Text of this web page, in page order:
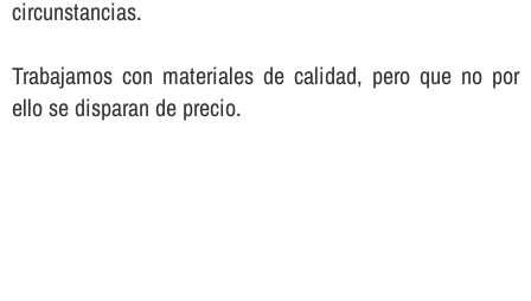
circunstancias.
Trabajamos con materiales de calidad, pero que no por
ello se disparan de precio.